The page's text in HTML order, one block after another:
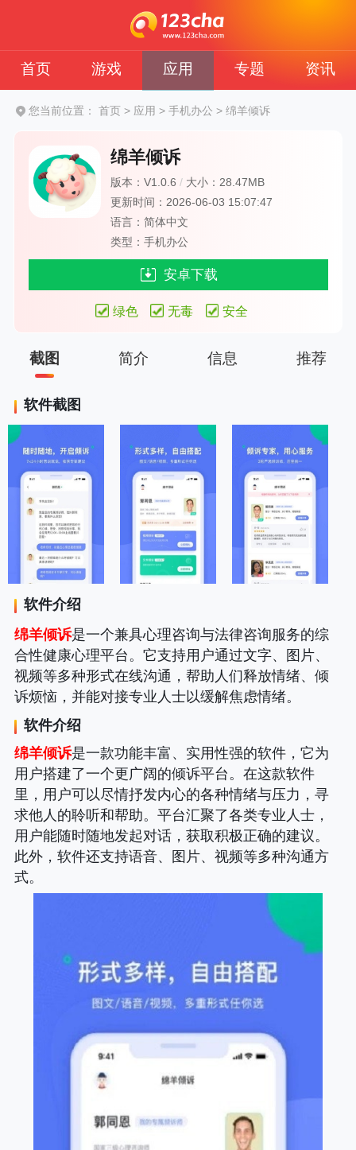
首页 游戏 应用 专题 资讯
您当前位置： 首页 > 应用 > 手机办公 >绵羊倾诉
绵羊倾诉
版本：V1.0.6/ 大小：28.47MB
更新时间：2026-06-03 15:07:47
语言：简体中文
类型：手机办公
安卓下载
绿色 无毒 安全
截图 简介 信息 推荐
软件截图
软件介绍
绵羊倾诉是一个兼具心理咨询与法律咨询服务的综
合性健康心理平台。它支持用户通过文字、图片、
视频等多种形式在线沟通，帮助人们释放情绪、倾
诉烦恼，并能对接专业人士以缓解焦虑情绪。
软件介绍
绵羊倾诉是一款功能丰富、实用性强的软件，它为
用户搭建了一个更广阔的倾诉平台。在这款软件
里，用户可以尽情抒发内心的各种情绪与压力，寻
求他人的聆听和帮助。平台汇聚了各类专业人士，
用户能随时随地发起对话，获取积极正确的建议。
此外，软件还支持语音、图片、视频等多种沟通方
式。